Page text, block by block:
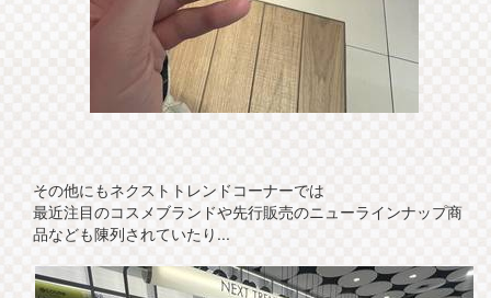
その他にもネクストトレンドコーナーでは
最近注目のコスメブランドや先行販売のニューラインナップ商
品なども陳列されていたり...